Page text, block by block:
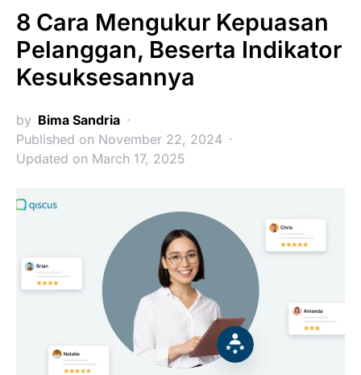
8 Cara Mengukur Kepuasan
Pelanggan, Beserta Indikator
Kesuksesannya
by Bima Sandria
Published on November 22, 2024
Updated on March 17, 2025